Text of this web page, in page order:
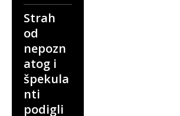
Strah
od
nepozn
atog i
špekula
nti
podigli